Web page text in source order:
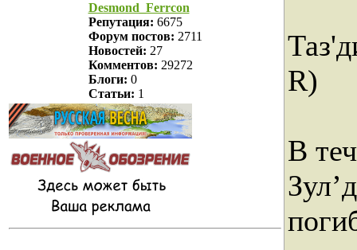
Desmond_Ferrcon
Репутация: 6675
Форум постов: 2711
Новостей: 27
Комментов: 29272
Блоги: 0
Статьи: 1
R)
В